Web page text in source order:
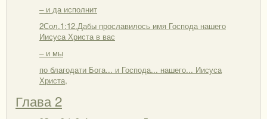
– и да исполнит
2Сол.1:12.Дабы прославилось имя Господа нашего
Иисуса Христа в вас
– и мы
по благодати Бога... и Господа... нашего... Иисуса
Христа,
Глава 2